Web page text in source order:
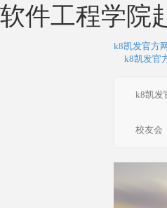
软件工程学院
k8凯发官方网
k8凯发官
k8凯发
校友会